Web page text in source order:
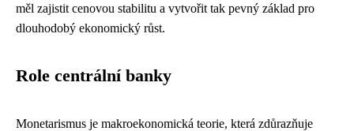
měl zajistit cenovou stabilitu a vytvořit tak pevný základ pro
dlouhodobý ekonomický růst.
Role centrální banky
Monetarismus je makroekonomická teorie, která zdůrazňuje